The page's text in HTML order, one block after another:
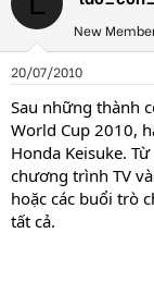
e
r
New
20/07/2010
Sau những thành
World Cup 2010,
Honda Keisuke.
chương trình TV
hoặc các buổi trò
tất cả.